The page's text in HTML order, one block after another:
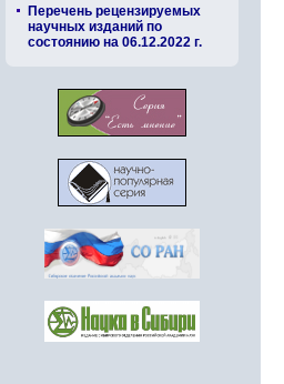
Перечень рецензируемых
научных изданий по
состоянию на 06.12.2022 г.